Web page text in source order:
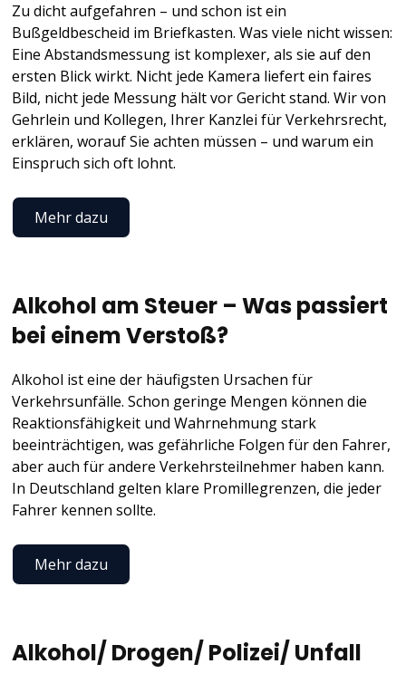
Zu dicht aufgefahren – und schon ist ein
Bußgeldbescheid im Briefkasten. Was viele nicht wissen:
Eine Abstandsmessung ist komplexer, als sie auf den
ersten Blick wirkt. Nicht jede Kamera liefert ein faires
Bild, nicht jede Messung hält vor Gericht stand. Wir von
Gehrlein und Kollegen, Ihrer Kanzlei für Verkehrsrecht,
erklären, worauf Sie achten müssen – und warum ein
Einspruch sich oft lohnt.
Mehr dazu
Alkohol am Steuer – Was passiert
bei einem Verstoß?
Alkohol ist eine der häufigsten Ursachen für
Verkehrsunfälle. Schon geringe Mengen können die
Reaktionsfähigkeit und Wahrnehmung stark
beeinträchtigen, was gefährliche Folgen für den Fahrer,
aber auch für andere Verkehrsteilnehmer haben kann.
In Deutschland gelten klare Promillegrenzen, die jeder
Fahrer kennen sollte.
Mehr dazu
Alkohol/ Drogen/ Polizei/ Unfall